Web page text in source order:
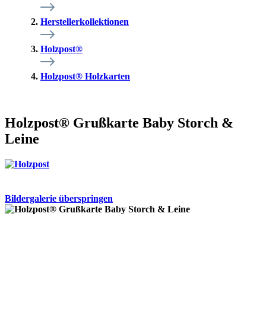
Herstellerkollektionen
Holzpost®
Holzpost® Holzkarten
Holzpost® Grußkarte Baby Storch &
Leine
Bildergalerie überspringen